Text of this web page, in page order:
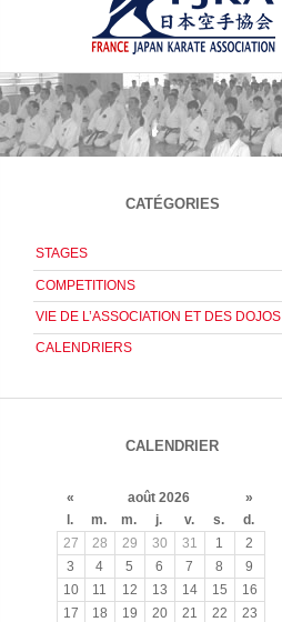
CATÉGORIES
STAGES
COMPETITIONS
VIE DE L’ASSOCIATION ET DES DOJOS
CALENDRIERS
CALENDRIER
« août 2026
»
l.
m. m. j. v. s.
d.
27
28 29 30 31 1
2
3
4 5 6 7 8
9
10
11 12 13 14 15
16
17
18 19 20 21 22
23